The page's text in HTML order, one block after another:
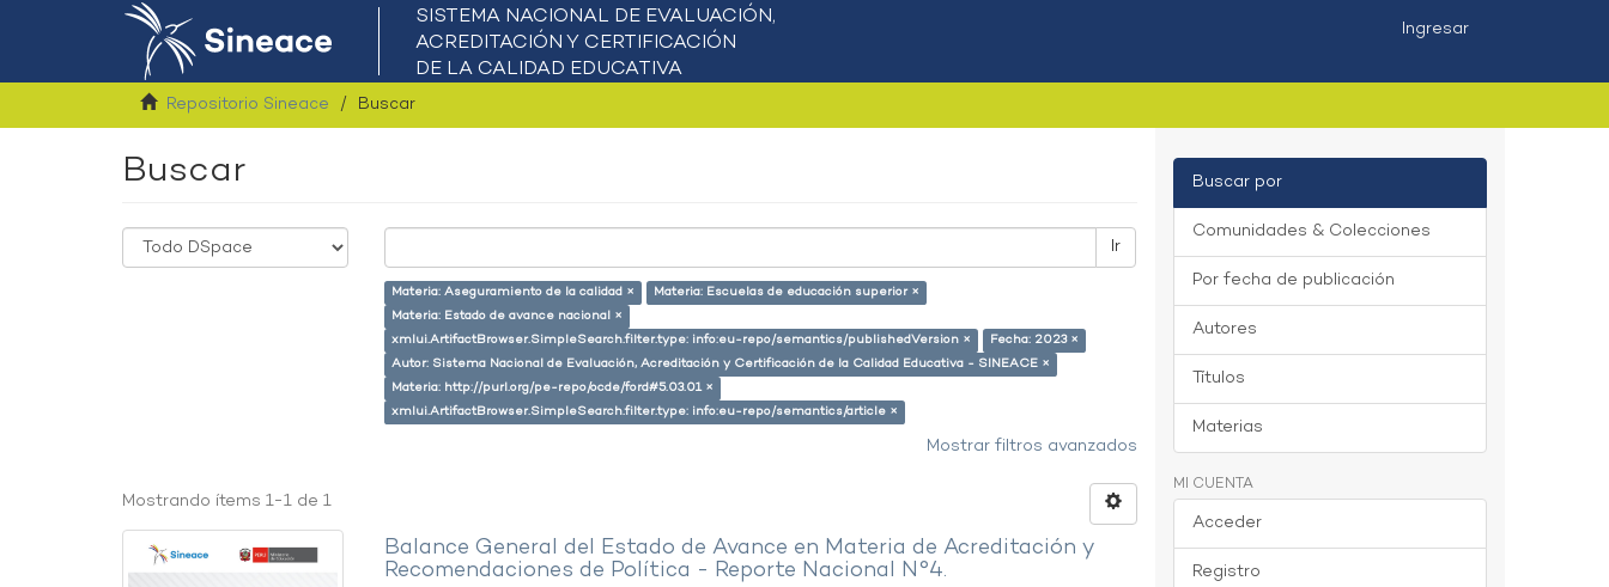
Ingresar
Repositorio Sineace Buscar
Buscar
Ir
Materia: Aseguramiento de la calidad ×
Materia: Escuelas de educación superior ×
Materia: Estado de avance nacional ×
xmlui.ArtifactBrowser.SimpleSearch.filter.type: info:eu-repo/semantics/publishedVersion ×
Fecha: 2023 ×
Autor: Sistema Nacional de Evaluación, Acreditación y Certificación de la Calidad Educativa - SINEACE ×
Materia: http://purl.org/pe-repo/ocde/ford#5.03.01 ×
xmlui.ArtifactBrowser.SimpleSearch.filter.type: info:eu-repo/semantics/article ×
Mostrar filtros avanzados
Mostrando ítems 1-1 de 1
Balance General del Estado de Avance en Materia de Acreditación y
Recomendaciones de Política - Reporte Nacional N°4.
Buscar por
Comunidades & Colecciones
Por fecha de publicación
Autores
Títulos
Materias
MI CUENTA
Acceder
Registro